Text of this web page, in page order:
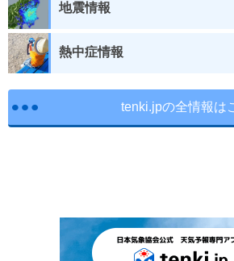
地震情報
熱中症情報
tenki.jpの全情報は